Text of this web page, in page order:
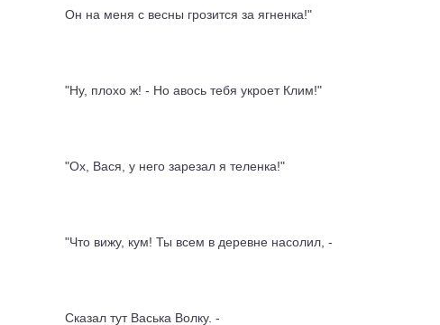
Он на меня с весны грозится за ягненка!"
"Ну, плохо ж! - Но авось тебя укроет Клим!"
"Ох, Вася, у него зарезал я теленка!"
"Что вижу, кум! Ты всем в деревне насолил, -
Сказал тут Васька Волку. -